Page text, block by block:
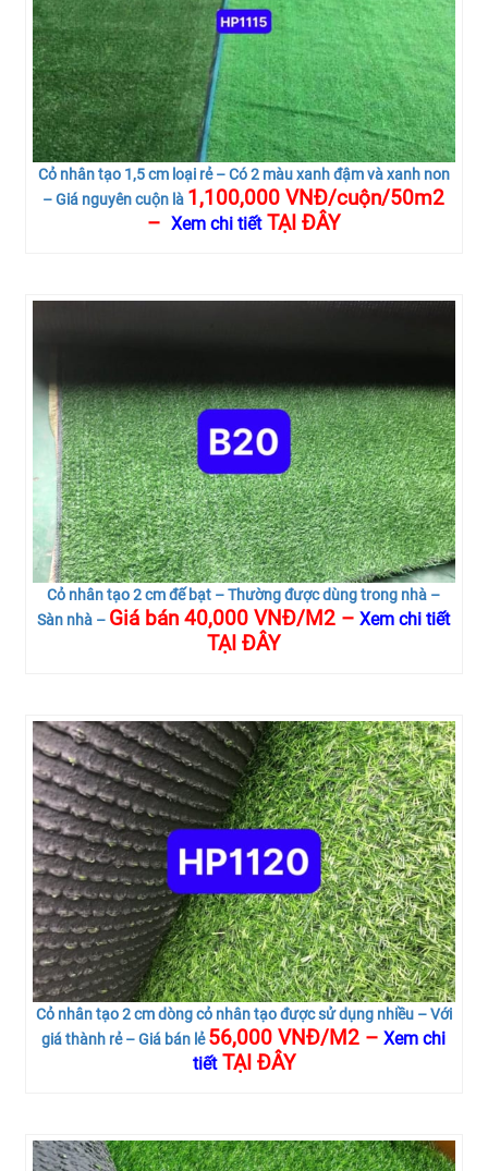
Cỏ nhân tạo 1,5 cm loại rẻ – Có 2 màu xanh đậm và xanh non
– Giá nguyên cuộn là 1,100,000 VNĐ/cuộn/50m2
–Xem chi tiếtTẠI ĐÂY
Cỏ nhân tạo 2 cm đế bạt – Thường được dùng trong nhà –
Sàn nhà – Giá bán 40,000 VNĐ/M2 –Xem chi tiết
TẠI ĐÂY
Cỏ nhân tạo 2 cm dòng cỏ nhân tạo được sử dụng nhiều – Với
giá thành rẻ – Giá bán lẻ56,000 VNĐ/M2 –Xem chi
tiếtTẠI ĐÂY